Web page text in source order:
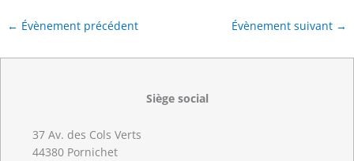
← Évènement précédent Évènement suivant →
Siège social
37 Av. des Cols Verts
44380 Pornichet